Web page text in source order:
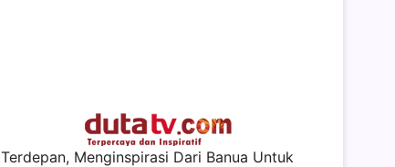
Terdepan, Menginspirasi Dari Banua Untuk